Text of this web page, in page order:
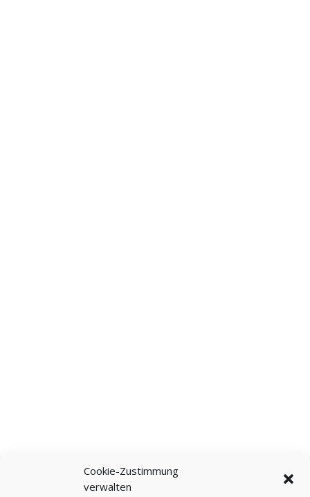
Cookie-Zustimmung
verwalten